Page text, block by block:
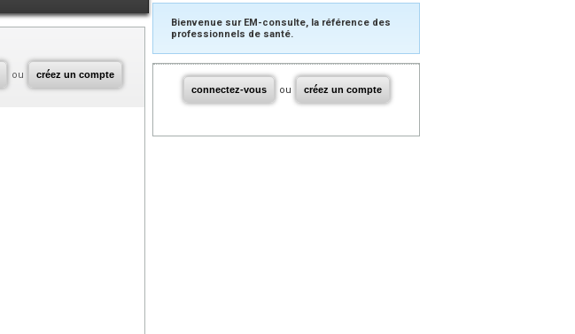
ou créez un compte
Bienvenue sur EM-consulte, la référence des
professionnels de santé.
connectez-vous ou créez un compte